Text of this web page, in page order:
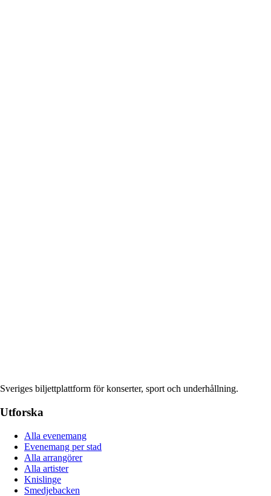
Sveriges biljettplattform för konserter, sport och underhållning.
Utforska
Alla evenemang
Evenemang per stad
Alla arrangörer
Alla artister
Knislinge
Smedjebacken